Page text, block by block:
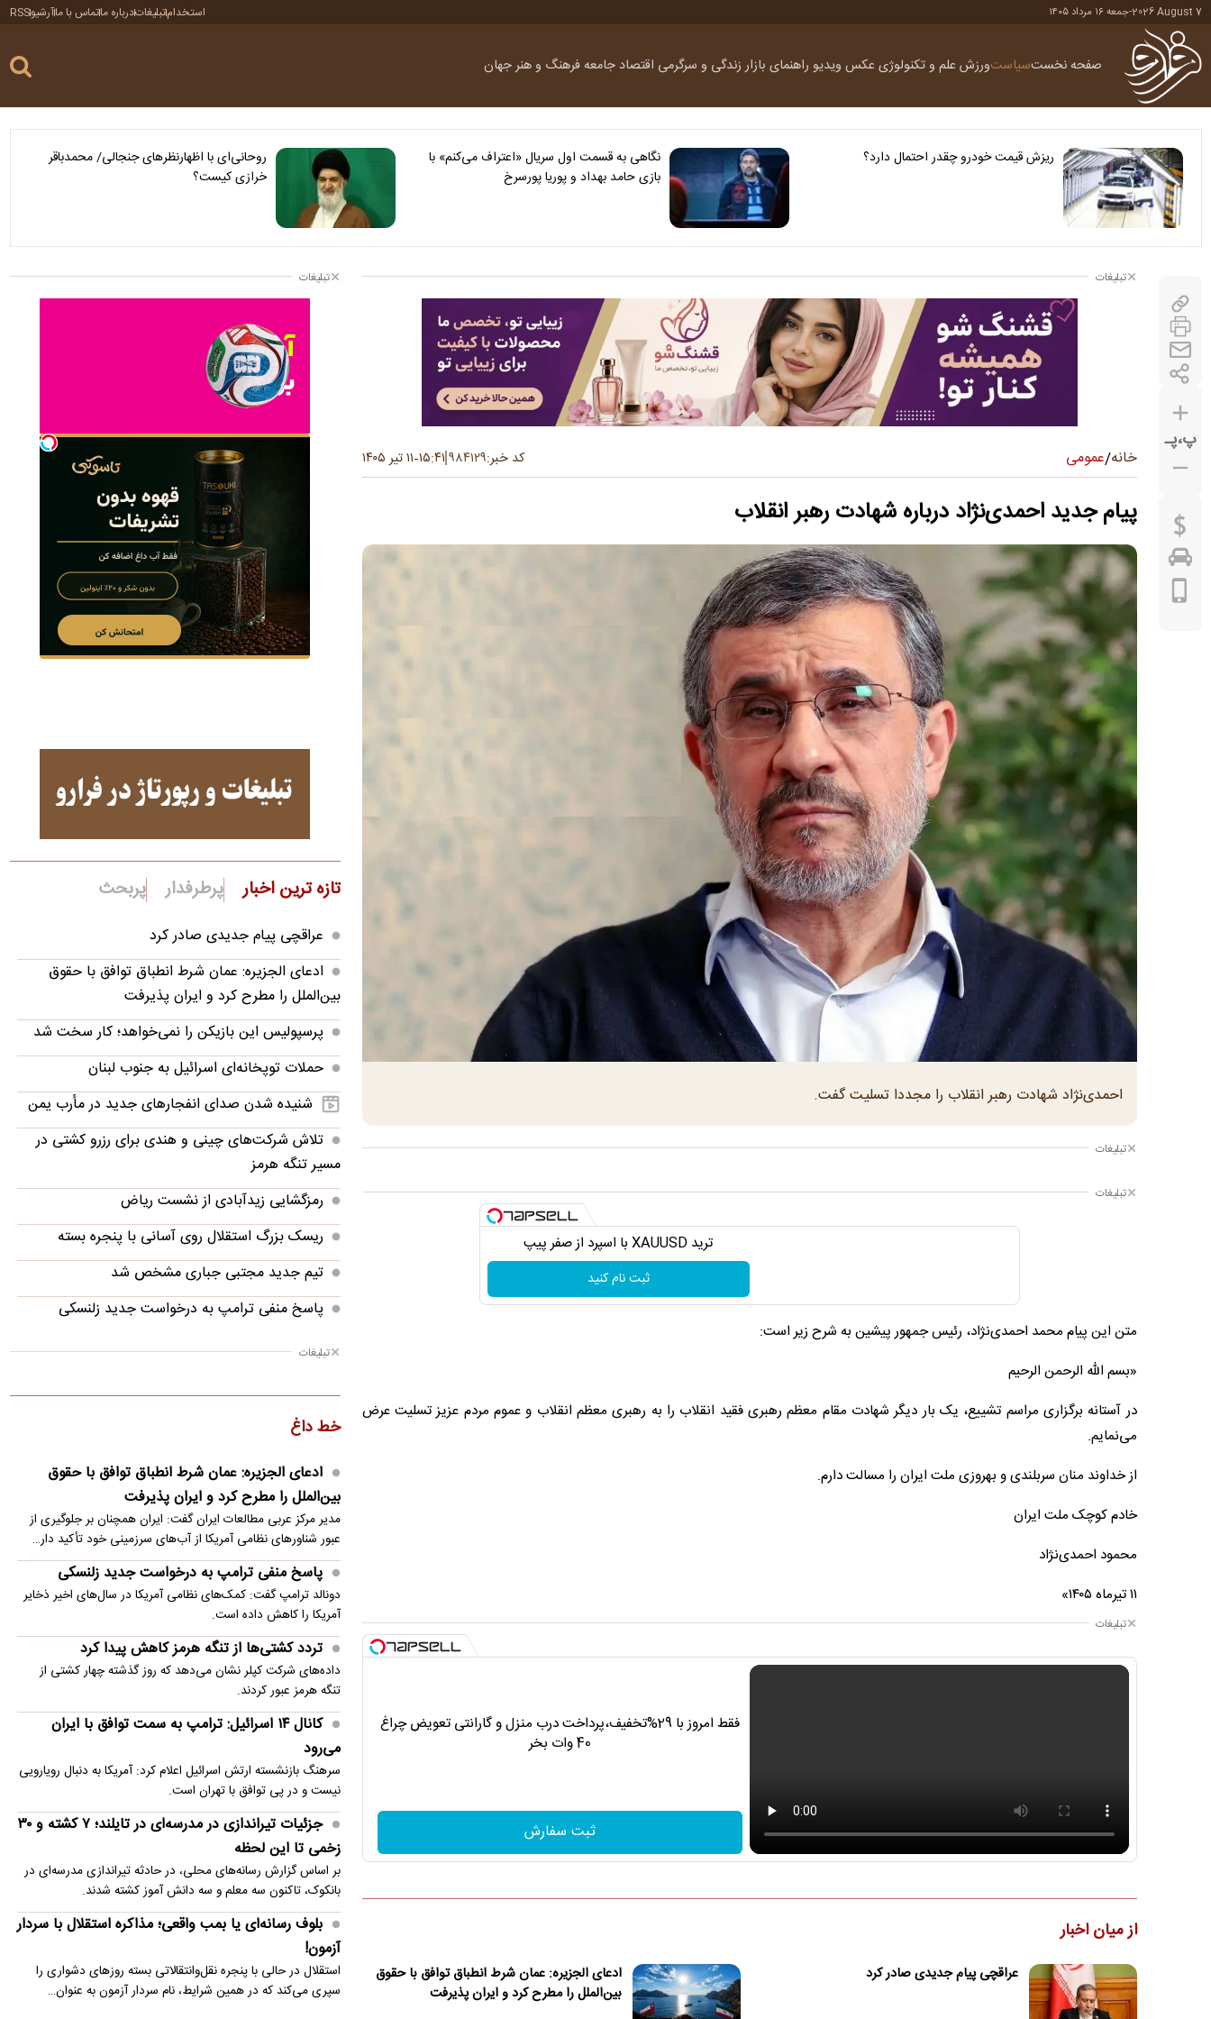
2026 August 7
-جمعه ۱۶ مرداد ۱۴۰۵ استخدامتبلیغاتدرباره ماتماس با ماآرشیوRSS
صفحه نخستسیاستورزش علم و تکنولوژی عکس ویدیو راهنمای بازارزندگی و سرگرمی اقتصاد جامعهفرهنگ و هنرجهان
ریزش قیمت خودرو چقدر احتمال دارد؟
نگاهی به قسمت اول سریال «اعتراف می‌کنم» با
بازی حامد بهداد و پوریا پورسرخ
روحانی‌ای با اظهارنظرهای جنجالی/ محمدباقر
خرازی کیست؟
پ،پـ
تبلیغات
خانه/عمومی کد خبر:۹۸۴۱۲۹ ۱۵:۴۱-۱۱ تیر ۱۴۰۵
پیام جدید احمدی‌نژاد درباره شهادت رهبر انقلاب
احمدی‌نژاد شهادت رهبر انقلاب را مجددا تسلیت گفت.
تبلیغات
تبلیغات
ترید XAUUSD با اسپرد از صفر پیپ
ثبت نام کنید
متن این پیام محمد احمدی‌نژاد، رئیس جمهور پیشین به شرح زیر است:
«بسم الله الرحمن الرحیم
در آستانه برگزاری مراسم تشییع، یک بار دیگر شهادت مقام معظم رهبری فقید انقلاب را به رهبری معظم انقلاب و عموم مردم عزیز تسلیت عرض
می‌نمایم.
از خداوند منان سربلندی و بهروزی ملت ایران را مسالت دارم.
خادم کوچک ملت ایران
محمود احمدی‌نژاد
۱۱ تیرماه ۱۴۰۵»
تبلیغات
فقط امروز با 29%تخفیف،پرداخت درب منزل و گارانتی تعویض چراغ
40 وات بخر
ثبت سفارش
از میان اخبار
عراقچی پیام جدیدی صادر کرد
ادعای الجزیره: عمان شرط انطباق توافق با حقوق
بین‌الملل را مطرح کرد و ایران پذیرفت
تبلیغات
تازه ترین اخبار پرطرفدار پربحث
عراقچی پیام جدیدی صادر کرد
ادعای الجزیره: عمان شرط انطباق توافق با حقوق
بین‌الملل را مطرح کرد و ایران پذیرفت
پرسپولیس این بازیکن را نمی‌خواهد؛ کار سخت شد
حملات توپخانه‌ای اسرائیل به جنوب لبنان
شنیده شدن صدای انفجارهای جدید در مأرب یمن
تلاش شرکت‌های چینی و هندی برای رزرو کشتی در
مسیر تنگه هرمز
رمزگشایی زیدآبادی از نشست ریاض
ریسک بزرگ استقلال روی آسانی با پنجره بسته
تیم جدید مجتبی جباری مشخص شد
پاسخ منفی ترامپ به درخواست جدید زلنسکی
سفر نخست‌وزیر پاکستان به عربستان در بحبوحه
مازندران مواج است
درخواست العامری از گروه‌های مقاومت: فعلا حمله
نکنید
تماس رودری با رئال مادرید: تصمیمم پیوستن به
بارسلونا است
انفجارهای کنترل‌شده در استان بوشهر
تبلیغات
خط داغ
ادعای الجزیره: عمان شرط انطباق توافق با حقوق
بین‌الملل را مطرح کرد و ایران پذیرفت
مدیر مرکز عربی مطالعات ایران گفت: ایران همچنان بر جلوگیری از
عبور شناورهای نظامی آمریکا از آب‌های سرزمینی خود تأکید دار…
پاسخ منفی ترامپ به درخواست جدید زلنسکی
دونالد ترامپ گفت: کمک‌های نظامی آمریکا در سال‌های اخیر ذخایر
آمریکا را کاهش داده است.
تردد کشتی‌ها از تنگه هرمز کاهش پیدا کرد
داده‌های شرکت کپلر نشان می‌دهد که روز گذشته چهار کشتی از
تنگه هرمز عبور کردند.
کانال ۱۴ اسرائیل: ترامپ به سمت توافق با ایران
می‌رود
سرهنگ بازنشسته ارتش اسرائیل اعلام کرد: آمریکا به دنبال رویارویی
نیست و در پی توافق با تهران است.
جزئیات تیراندازی در مدرسه‌ای در تایلند؛ ۷ کشته و ۳۰
زخمی تا این لحظه
بر اساس گزارش رسانه‌های محلی، در حادثه تیراندازی مدرسه‌ای در
بانکوک، تاکنون سه معلم و سه دانش آموز کشته شدند.
بلوف رسانه‌ای یا بمب واقعی؛ مذاکره استقلال با سردار
آزمون!
استقلال در حالی با پنجره نقل‌وانتقالاتی بسته روزهای دشواری را
سپری می‌کند که در همین شرایط، نام سردار آزمون به عنوان…